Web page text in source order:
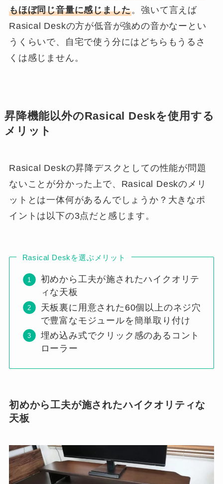
もほぼ同じ音量に感じました。強いて言えば
Rasical Deskの方が低音が強めの音かなーとい
うくらいで、自宅で使う分にはどちらもうるさ
くは感じません。
昇降機能以外のRasical Deskを使用する
メリット
Rasical Deskの昇降デスクとしての性能が問題
ないことが分かった上で、Rasical Deskのメリ
ットとは一体何があるんでしょうか？大きなポ
イントは以下の3点だと感じます。
Rasical Deskを選ぶメリット
初めから工夫が施されたハイクオリテ
ィな天板
天板裏に用意された60個以上のネジ穴
で豊富なモジュールを簡単取り付け
埋め込み式でクリック感のあるコント
ローラー
初めから工夫が施されたハイクオリティな
天板